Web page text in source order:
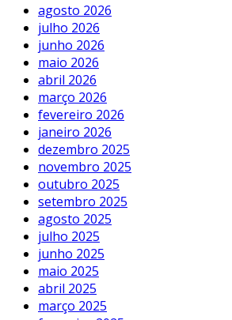
agosto 2026
julho 2026
junho 2026
maio 2026
abril 2026
março 2026
fevereiro 2026
janeiro 2026
dezembro 2025
novembro 2025
outubro 2025
setembro 2025
agosto 2025
julho 2025
junho 2025
maio 2025
abril 2025
março 2025